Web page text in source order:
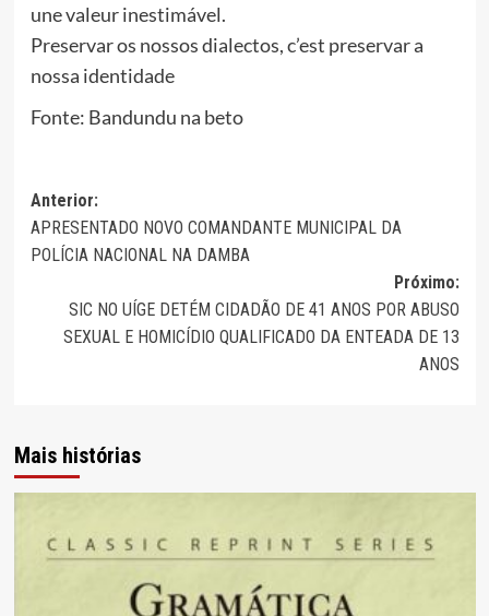
une valeur inestimável.
Preservar os nossos dialectos, c’est preservar a
nossa identidade
Fonte: Bandundu na beto
Navegação
de
Anterior:
APRESENTADO NOVO COMANDANTE MUNICIPAL DA
POLÍCIA NACIONAL NA DAMBA
Próximo:
SIC NO UÍGE DETÉM CIDADÃO DE 41 ANOS POR ABUSO
SEXUAL E HOMICÍDIO QUALIFICADO DA ENTEADA DE 13
ANOS
Mais histórias